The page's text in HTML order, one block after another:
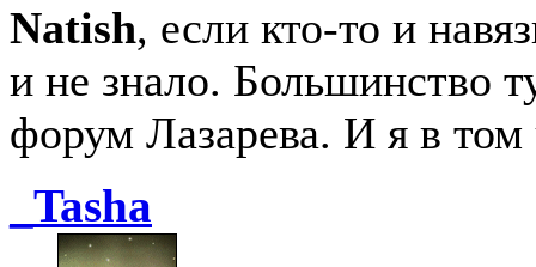
Natish, если кто-то и
и не знало. Большинство
форум Лазарева. И я в том
_Tasha